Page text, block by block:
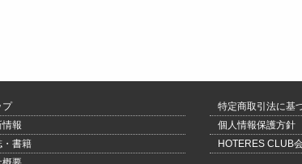
プ
情報
・書籍
特定商取引法に基
個人情報保護方針
HOTERES CLUB